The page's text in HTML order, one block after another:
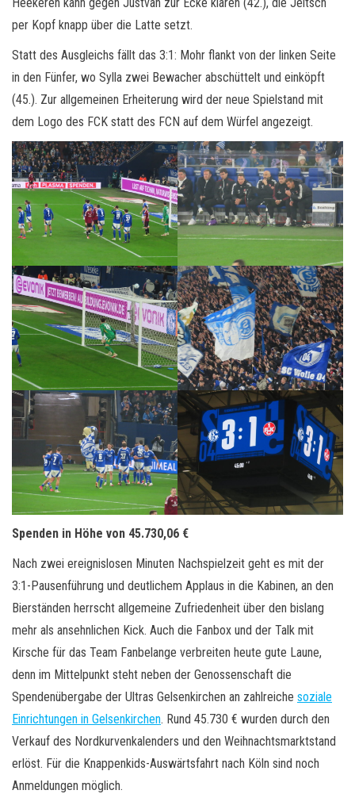
Heekeren kann gegen Justvan zur Ecke klären (42.), die Jeltsch
per Kopf knapp über die Latte setzt.
Statt des Ausgleichs fällt das 3:1: Mohr flankt von der linken Seite
in den Fünfer, wo Sylla zwei Bewacher abschüttelt und einköpft
(45.). Zur allgemeinen Erheiterung wird der neue Spielstand mit
dem Logo des FCK statt des FCN auf dem Würfel angezeigt.
Spenden in Höhe von 45.730,06 €
Nach zwei ereignislosen Minuten Nachspielzeit geht es mit der
3:1-Pausenführung und deutlichem Applaus in die Kabinen, an den
Bierständen herrscht allgemeine Zufriedenheit über den bislang
mehr als ansehnlichen Kick. Auch die Fanbox und der Talk mit
Kirsche für das Team Fanbelange verbreiten heute gute Laune,
denn im Mittelpunkt steht neben der Genossenschaft die
Spendenübergabe der Ultras Gelsenkirchen an zahlreiche soziale
Einrichtungen in Gelsenkirchen. Rund 45.730 € wurden durch den
Verkauf des Nordkurvenkalenders und den Weihnachtsmarktstand
erlöst. Für die Knappenkids-Auswärtsfahrt nach Köln sind noch
Anmeldungen möglich.